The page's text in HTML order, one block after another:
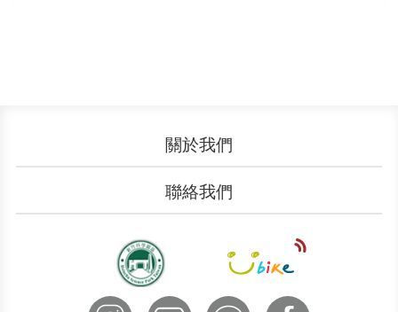
關於我們
文件下載 加入我們
聯絡我們
廣告刊登
申請表單